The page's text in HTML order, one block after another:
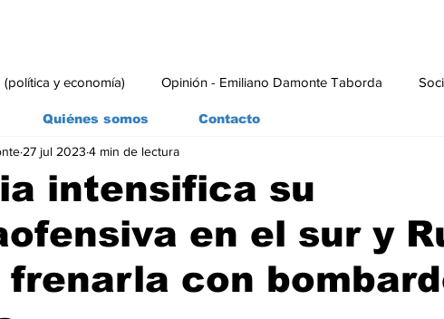
y economía) Opinión - Emiliano Damonte Taborda
Editorial Economía y Producción
intensifica su
en el sur y
frenarla con
27 jul 2023 4 min de lectura
Quiénes somos Contacto